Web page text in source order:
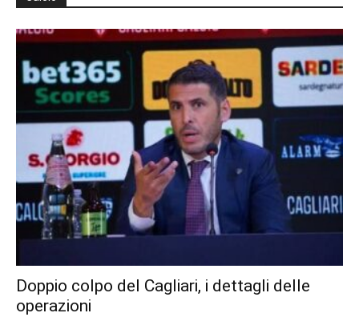
Doppio colpo del Cagliari, i dettagli delle
operazioni